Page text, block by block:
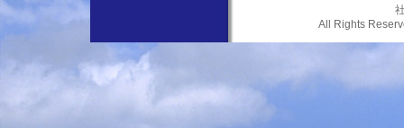
All Rights